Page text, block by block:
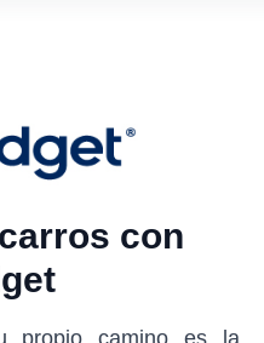
con
propio camino es la